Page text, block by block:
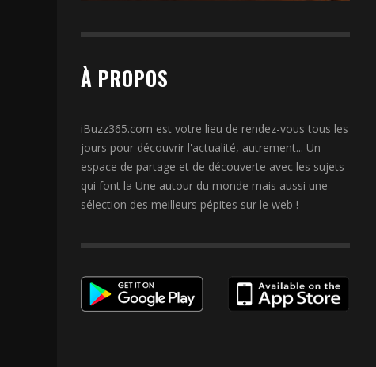
À PROPOS
iBuzz365.com est votre lieu de rendez-vous tous les
jours pour découvrir l'actualité, autrement... Un
espace de partage et de découverte avec les sujets
qui font la Une autour du monde mais aussi une
sélection des meilleurs pépites sur le web !